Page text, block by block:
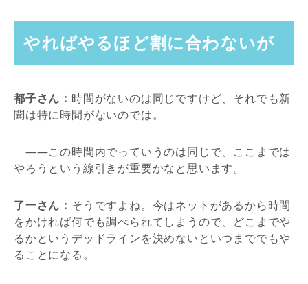
やればやるほど割に合わないが
都子さん： 時間がないのは同じですけど、それでも新
聞は特に時間がないのでは。
――この時間内でっていうのは同じで、ここまでは
やろうという線引きが重要かなと思います。
了一さん： そうですよね。今はネットがあるから時間
をかければ何でも調べられてしまうので、どこまでや
るかというデッドラインを決めないといつまででもや
ることになる。